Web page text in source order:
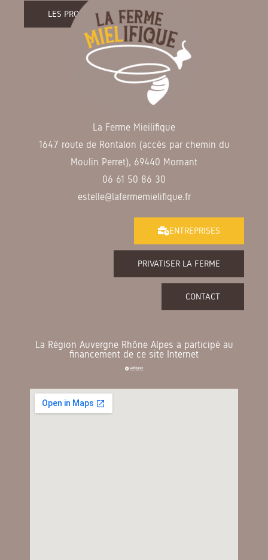
LES PRODUITS DE LA FERME
La Ferme Mieilifique
1647 route de Rontalon (accès par chemin du
Moulin Perret), 69440 Mornant
06 61 50 86 30
estelle@lafermemielifique.fr
ENTREPRISES
PRIVATISER LA FERME
CONTACT
La Région Auvergne Rhône Alpes a participé au
financement de ce site Internet